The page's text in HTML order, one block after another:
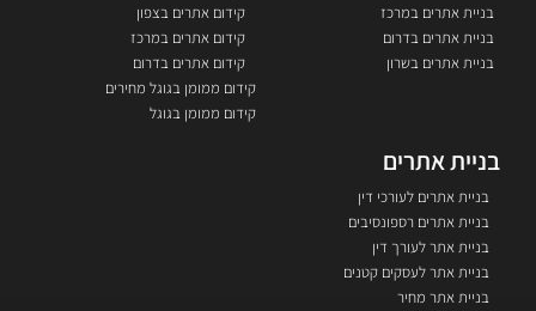
בניית אתרים במרכז
בניית אתרים בדרום
בניית אתרים בשרון
קידום אתרים בצפון
קידום אתרים במרכז
קידום אתרים בדרום
קידום ממומן בגוגל מחירים
קידום ממומן בגוגל
בניית אתרים
בניית אתרים לעורכי דין
בניית אתרים רספונסיבים
בניית אתר לעורך דין
בניית אתר לעסקים קטנים
בניית אתר מחיר